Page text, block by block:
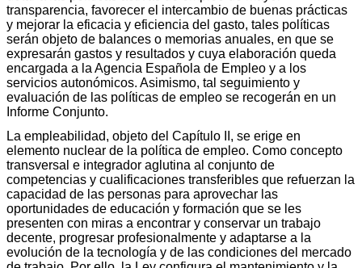
transparencia, favorecer el intercambio de buenas prácticas
y mejorar la eficacia y eficiencia del gasto, tales políticas
serán objeto de balances o memorias anuales, en que se
expresarán gastos y resultados y cuya elaboración queda
encargada a la Agencia Española de Empleo y a los
servicios autonómicos. Asimismo, tal seguimiento y
evaluación de las políticas de empleo se recogerán en un
Informe Conjunto.
La empleabilidad, objeto del Capítulo II, se erige en
elemento nuclear de la política de empleo. Como concepto
transversal e integrador aglutina al conjunto de
competencias y cualificaciones transferibles que refuerzan la
capacidad de las personas para aprovechar las
oportunidades de educación y formación que se les
presenten con miras a encontrar y conservar un trabajo
decente, progresar profesionalmente y adaptarse a la
evolución de la tecnología y de las condiciones del mercado